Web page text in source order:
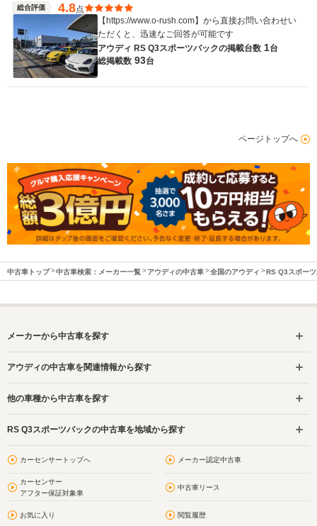
総合評価 4.8点
【https://www.o-rush.com】から直接お問い合わせい
ただくと、迅速なご回答が可能です
アウディ RS Q3スポーツバックの掲載台数 1台
総掲載数 93台
ページトップへ
中古車トップ 中古車検索：メーカー一覧 アウディの中古車 全国のアウディ RS Q3スポー
メーカーから中古車を探す
アウディの中古車を関連情報から探す
他の車種から中古車を探す
RS Q3スポーツバックの中古車を地域から探す
カーセンサートップへ メーカー認定中古車
カーセンサー
アフター保証対象車
中古車リース
お気に入り 閲覧履歴